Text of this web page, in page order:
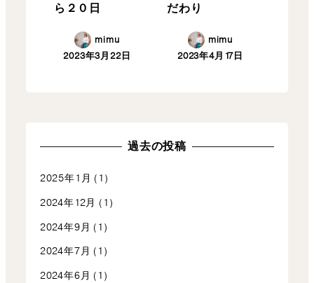
ら２０日
mimu
2023年3月22日
だわり
mimu
2023年4月17日
過去の投稿
2025年1月 (1)
2024年12月 (1)
2024年9月 (1)
2024年7月 (1)
2024年6月 (1)